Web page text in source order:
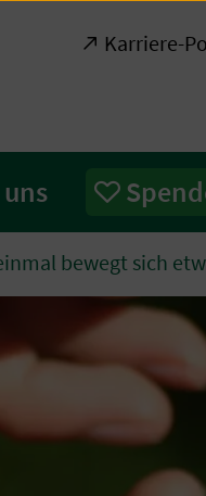
Karriere-
bewegt sich